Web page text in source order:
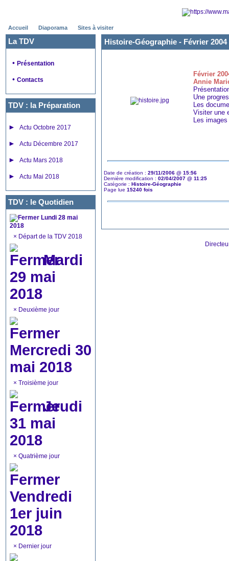
Accueil Diaporama Sites à visiter
La TDV
• Présentation
• Contacts
TDV : la Préparation
► Actu Octobre 2017
► Actu Décembre 2017
► Actu Mars 2018
► Actu Mai 2018
TDV : le Quotidien
Lundi 28 mai
2018
× Départ de la TDV 2018
Mardi
29 mai
2018
× Deuxième jour
Mercredi 30
mai 2018
× Troisième jour
Jeudi
31 mai
2018
× Quatrième jour
Vendredi
1er juin
2018
× Dernier jour
Histoire-Géographie - Février
Février
Annie
Une
Les
Visiter une
Les images
Date de création : 29/11/2006 @ 15:56
Dernière modification : 02/04/2007 @ 11:25
Catégorie : Histoire-Géographie
Page lue 15240 fois